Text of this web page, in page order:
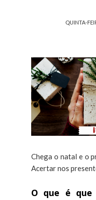
QUINTA-
Chega o natal e o
Acertar nos
O que é que